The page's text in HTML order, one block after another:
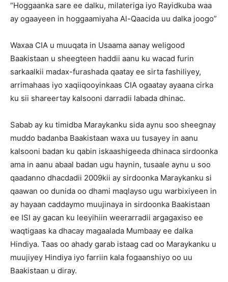
“Hoggaanka sare ee dalku, milateriga iyo Rayidkuba waa
ay ogaayeen in hoggaamiyaha Al-Qaacida uu dalka joogo”
Waxaa CIA u muuqata in Usaama aanay weligood
Baakistaan u sheegteen haddii aanu ku wacad furin
sarkaalkii madax-furashada qaatay ee sirta fashiliyey,
arrimahaas iyo xaqiiqooyinkaas CIA ogaatay ayaana cirka
ku sii shareertay kalsooni darradii labada dhinac.
Sabab ay ku timidba Maraykanku sida aynu soo sheegnay
muddo badanba Baakistaan waxa uu tusayey in aanu
kalsooni badan ku qabin iskaashigeeda dhinaca sirdoonka
ama in aanu abaal badan ugu haynin, tusaale aynu u soo
qaadanno dhacdadii 2009kii ay sirdoonka Maraykanku si
qaawan oo dunida oo dhami maqlayso ugu warbixiyeen in
ay hayaan caddaymo muujinaya in sirdoonka Baakistaan
ee ISI ay gacan ku leeyihiin weerarradii argagaxiso ee
waqtigaas ka dhacay magaalada Mumbaay ee dalka
Hindiya. Taas oo ahady garab istaag cad oo Maraykanku u
muujiyey Hindiya iyo farriin kala fogaanshiyo oo uu
Baakistaan u diray.